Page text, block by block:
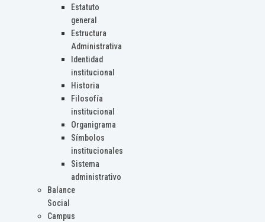
Estatuto
general
Estructura
Administrativa
Identidad
institucional
Historia
Filosofía
institucional
Organigrama
Símbolos
institucionales
Sistema
administrativo
Balance
Social
Campus